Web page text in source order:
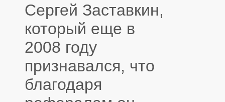
Сергей Заставкин,
который еще в
2008 году
признавался, что
благодаря